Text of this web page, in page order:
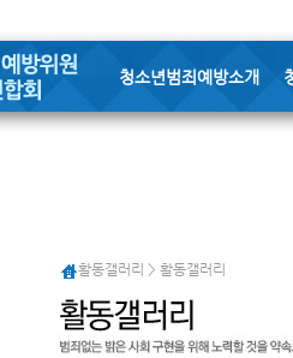
청소년범죄예방소개
활동갤러리 > 활동갤러리